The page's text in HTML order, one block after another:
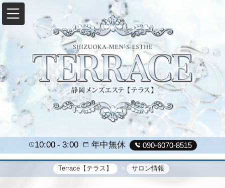
10:00 3:00 年中無休 090-6070-8515
Terrace【テラス】 サロン情報